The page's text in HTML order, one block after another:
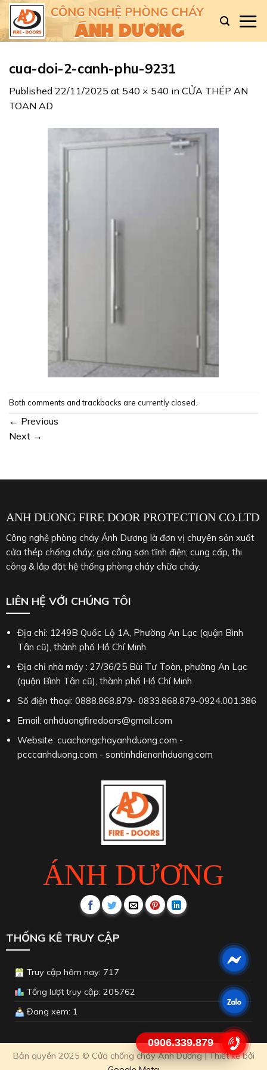
Skip
content
cua-doi-2-canh-phu-9231
Published 22/11/2025 at 540 × 540 in CỬA THÉP AN
TOAN AD
Both comments and trackbacks are currently closed.
← Previous
Next →
ANH DUONG FIRE DOOR PROTECTION CO.LTD
Công nghệ phòng cháy Ánh Dương là đơn vị chuyên sản xuất
cửa thép chống cháy; gia công sơn tĩnh điện; cung cấp, thi
công & lắp đặt hệ thống phòng cháy chữa cháy.
ÁNH DƯƠNG
LIÊN HỆ VỚI CHÚNG TÔI
Địa chỉ: 1249B Quốc Lộ 1A, Phường An Lạc (quận Bình
Tân cũ), thành phố Hồ Chí Minh
Địa chỉ nhà máy : 27/36/25 Bùi Tư Toàn, phường An Lạc
(quận Bình Tân cũ), thành phố Hồ Chí Minh
Số điện thoại: 0888.868.879- 0833.868.879-0924.001.386
Email: anhduongfiredoors@gmail.com
Website: cuachongchayanhduong.com -
pcccanhduong.com - sontinhdienanhduong.com
THỐNG KÊ TRUY CẬP
Truy cập hôm nay: 717
Tổng lượt truy cập: 205762
Đang xem: 1
Bản quyền 2025 © Cửa chống cháy Ánh Dương | Thiết kế bởi
0906.339.879